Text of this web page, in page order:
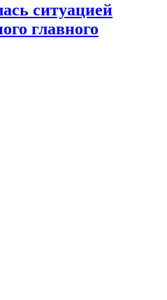
ситуацией
главного